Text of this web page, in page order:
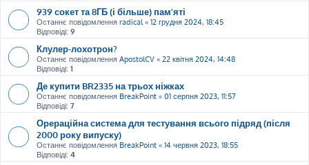
939 сокет та 8ГБ (і більше) пам'яті
Останнє повідомлення radical« 12 грудня 2024, 18:45
Відповіді: 9
Клулер-лохотрон?
Останнє повідомлення ApostolCV « 22 квітня 2024, 14:48
Відповіді: 1
Де купити BR2335 на трьох ніжках
Останнє повідомлення BreakPoint « 01 серпня 2023, 11:57
Відповіді: 7
Орераційна система для тестування всього підряд (після
2000 року випуску)
Останнє повідомлення BreakPoint « 14 червня 2023, 18:55
Відповіді: 4